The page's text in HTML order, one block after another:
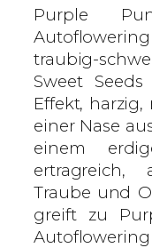
h
O
G
X
L
A
u
t
o
–
S
Purple
traubig-
Sweet
Effekt,
einer Nase
einem
ertragreich,
Traube und
greift zu
Autoflowering